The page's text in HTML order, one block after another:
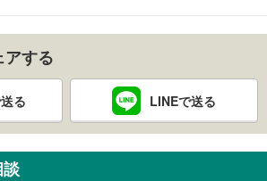
する
る LINEで送る